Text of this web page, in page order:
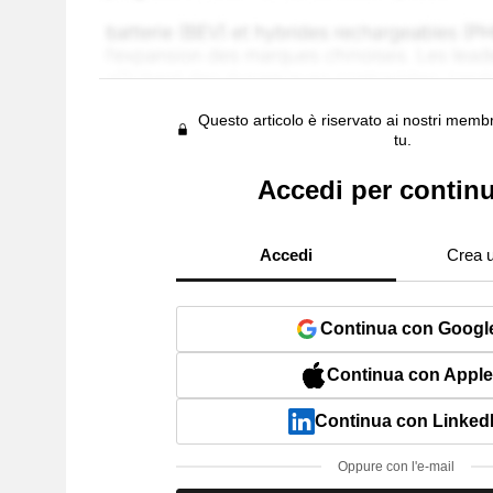
Questo articolo è riservato ai nostri
tu.
Accedi per
Accedi Crea
Continua con
Continua con Apple
Continua con
Oppure con l'e-mail